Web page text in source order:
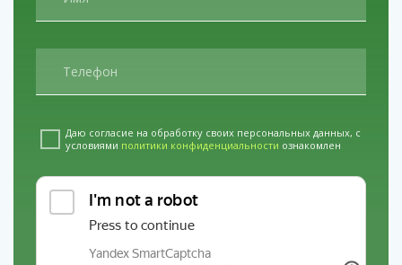
Даю согласие на обработку своих персональных данных, с
условиями политики конфиденциальности ознакомлен